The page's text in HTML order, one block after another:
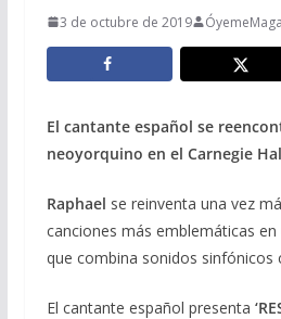
3 de octubre de 2019
El cantante español se
neoyorquino en el Carnegie
Raphael se reinventa una vez
canciones más emblemáticas
que combina sonidos sinfónicos
El cantante español presenta